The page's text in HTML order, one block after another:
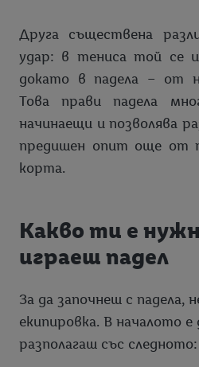
Друга съществена
удар: в тениса той се
докато в падела – от
Това прави падела
начинаещи и позволява
предишен опит още от
корта.
Какво ти е
играеш падел
За да започнеш с падела,
екипировка. В началото
разполагаш със следното: